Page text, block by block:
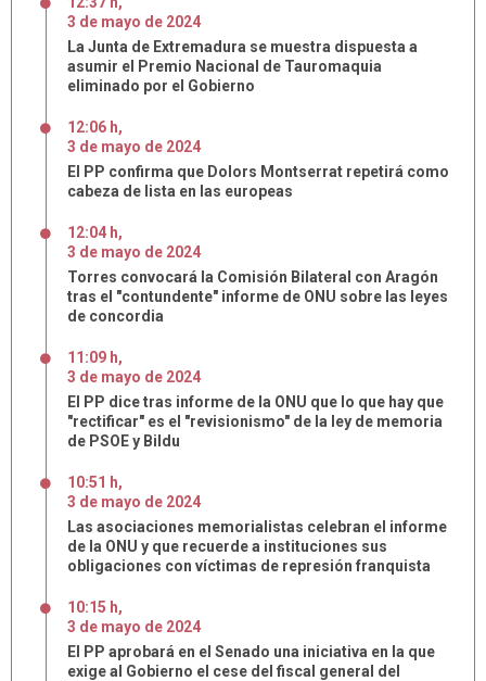
3 de mayo de 2024
La Junta de Extremadura se muestra dispuesta a
asumir el Premio Nacional de Tauromaquia
eliminado por el Gobierno
12:06 h,
3 de mayo de 2024
El PP confirma que Dolors Montserrat repetirá como
cabeza de lista en las europeas
12:04 h,
3 de mayo de 2024
Torres convocará la Comisión Bilateral con Aragón
tras el "contundente" informe de ONU sobre las leyes
de concordia
11:09 h,
3 de mayo de 2024
El PP dice tras informe de la ONU que lo que hay que
"rectificar" es el "revisionismo" de la ley de memoria
de PSOE y Bildu
10:51 h,
3 de mayo de 2024
Las asociaciones memorialistas celebran el informe
de la ONU y que recuerde a instituciones sus
obligaciones con víctimas de represión franquista
10:15 h,
3 de mayo de 2024
El PP aprobará en el Senado una iniciativa en la que
exige al Gobierno el cese del fiscal general del